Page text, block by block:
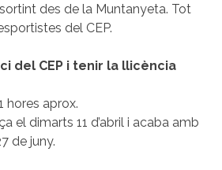
des de la Muntanyeta. Tot
del CEP.
del CEP i tenir la llicència
hores aprox.
el dimarts 11 d’abril i acaba amb
de juny.